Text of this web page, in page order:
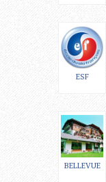
ESF
BELLEVUE